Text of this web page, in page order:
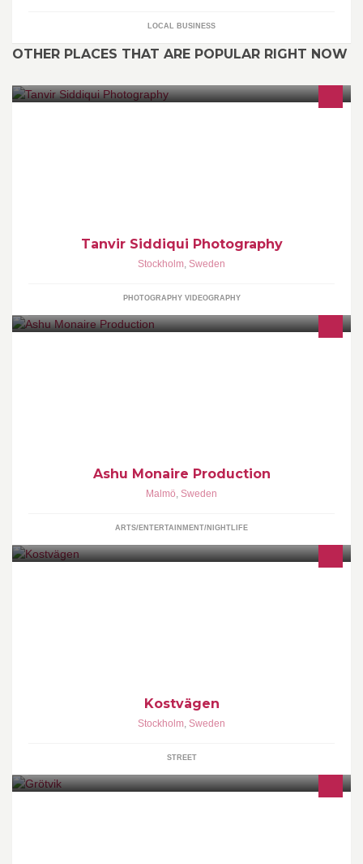
LOCAL BUSINESS
OTHER PLACES THAT ARE POPULAR RIGHT NOW
Tanvir Siddiqui Photography
Stockholm, Sweden
PHOTOGRAPHY VIDEOGRAPHY
Ashu Monaire Production
Malmö, Sweden
ARTS/ENTERTAINMENT/NIGHTLIFE
Kostvägen
Stockholm, Sweden
STREET